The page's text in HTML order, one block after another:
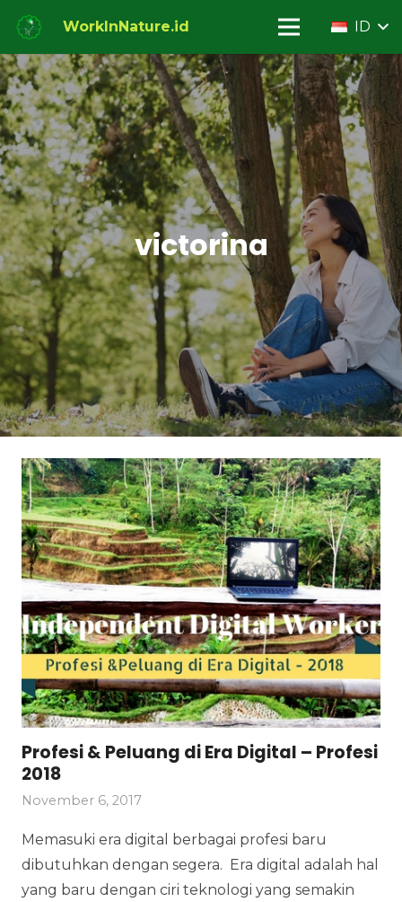
WorkInNature.id ID
victorina
Profesi & Peluang di Era Digital – Profesi
2018
November 6, 2017
Memasuki era digital berbagai profesi baru
dibutuhkan dengan segera. Era digital adalah hal
yang baru dengan ciri teknologi yang semakin